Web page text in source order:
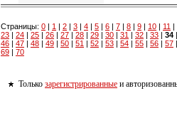
Страницы: 0 | 1 | 2 | 3 | 4 | 5 | 6 | 7 | 8 | 9 | 10 | 11 |
23 | 24 | 25 | 26 | 27 | 28 | 29 | 30 | 31 | 32 | 33 | 34
46 | 47 | 48 | 49 | 50 | 51 | 52 | 53 | 54 | 55 | 56 | 57
69 | 70
Только зарегистрированные и